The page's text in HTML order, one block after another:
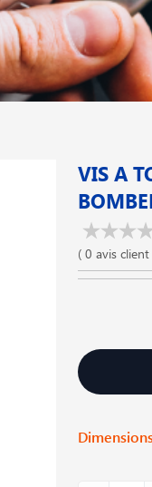
VIS A
( 0 avis client